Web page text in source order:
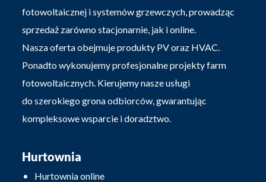
fotowoltaicznej i systemów grzewczych, prowadząc
sprzedaż zarówno stacjonarnie, jak i online.
Nasza oferta obejmuje produkty PV oraz HVAC.
Ponadto wykonujemy profesjonalne projekty farm
fotowoltaicznych. Kierujemy nasze usługi
do szerokiego grona odbiorców, gwarantując
kompleksowe wsparcie i doradztwo.
Hurtownia
Hurtownia online